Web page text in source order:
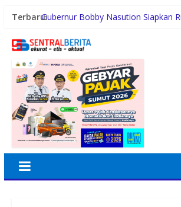
Terbaru:Gubernur Bobby Nasution Siapkan
Plt. Bupati Langkat Tiorita Percepat
Kunker ke Tapteng, Kapolda Sumut
Pertama Pembangunan Rusun
Konsumsi Sabu di Kabin Truk, Supir
Diamankan Sat Intelkam Polres
Pemerintah Daerah dan Kolaborasi